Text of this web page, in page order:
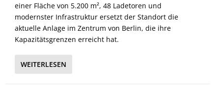
einer Fläche von 5.200 m², 48 Ladetoren und
modernster Infrastruktur ersetzt der Standort die
aktuelle Anlage im Zentrum von Berlin, die ihre
Kapazitätsgrenzen erreicht hat.
WEITERLESEN